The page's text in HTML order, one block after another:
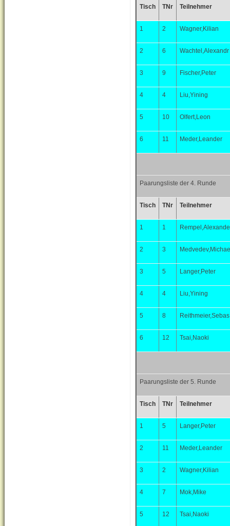
Tisch TNr Teilnehmer
1 2 Wagner,Kilian
2 6 Wachtel,Alexandr
3 9 Fischer,Peter
4 4 Liu,Yining
5 10 Olfert,Leon
6 11 Meder,Leander
Paarungsliste der 4. Runde
Tisch TNr Teilnehmer
1 1
2 3
3 5 Langer,Peter
4 4 Liu,Yining
5 8 Reithmeier,Sebas
6 12 Tsai,Naoki
Paarungsliste der 5. Runde
Tisch TNr Teilnehmer
1 5 Langer,Peter
2 11 Meder,Leander
3 2 Wagner,Kilian
4 7 Mok,Mike
5 12 Tsai,Naoki